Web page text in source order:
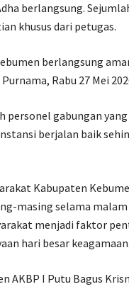
berlangsung.
khusus dari petugas.
berlangsung
Rabu 27 Mei
personel gabungan
berjalan baik
Kabupaten
masing selama
menjadi faktor
hari besar keagamaan.
AKBP I Putu Bagus